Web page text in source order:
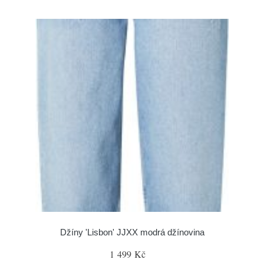
Džíny 'Lisbon' JJXX modrá džínovina
1 499 Kč